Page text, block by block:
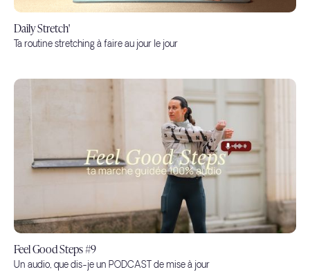
Daily Stretch'
Ta routine stretching à faire au jour le jour
Feel Good Steps #9
Un audio, que dis-je un PODCAST de mise à jour